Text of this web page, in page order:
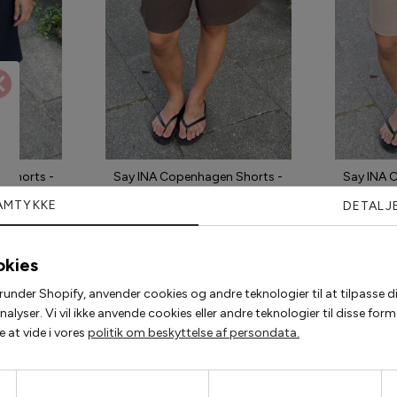
Shopify, anvender cookies og andre teknologier til at tilpasse
Vi vil ikke anvende cookies eller andre teknologier til disse
at vide i vores politik om beskyttelse af persondata.
Shorts -
Say INA Copenhagen Shorts -
Say INA
Populære accessories
2 for 200,- 2 for 120,-